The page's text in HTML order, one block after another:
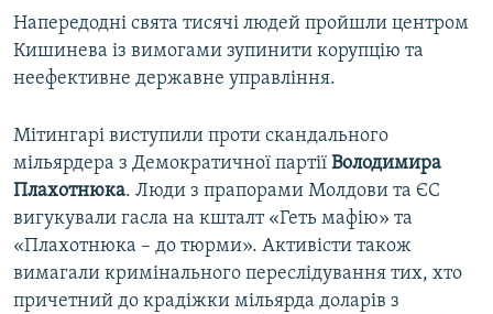
Напередодні свята тисячі людей пройшли центром
Кишинева із вимогами зупинити корупцію та
неефективне державне управління.
Мітингарі виступили проти скандального
мільярдера з Демократичної партії Володимира
Плахотнюка. Люди з прапорами Молдови та ЄС
вигукували гасла на кшталт «Геть мафію» та
«Плахотнюка – до тюрми». Активісти також
вимагали кримінального переслідування тих, хто
причетний до крадіжки мільярда доларів з